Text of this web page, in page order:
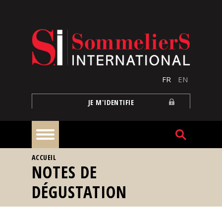
FR EN
JE M'IDENTIFIE
À
la
une
Reportages
VOUS ÊTES ICI
ACCUEIL
NOTES DE
DÉGUSTATION